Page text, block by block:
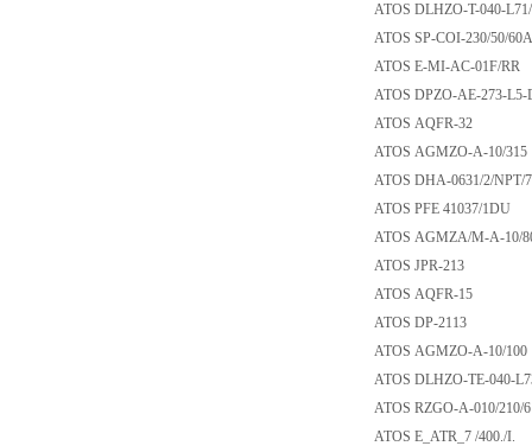
ATOS DLHZO-T-
ATOS SP-COI-230/
ATOS E-MI-AC-
ATOS DPZO-AE-
ATOS AQFR-32
ATOS AGMZO-A-
ATOS DHA-0631/2/
ATOS PFE 41037/
ATOS AGMZA/M-
ATOS JPR-213
ATOS AQFR-15
ATOS DP-2113
ATOS AGMZO-A-
ATOS DLHZO-TE-
ATOS RZGO-A-
ATOS E_ATR_7 /